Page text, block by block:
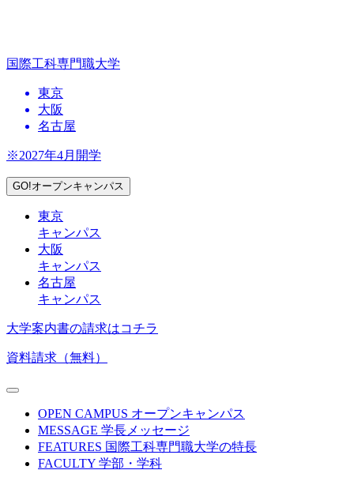
国際工科専門職大学
東京
大阪
名古屋
※2027年4月開学
GO!オープンキャンパス
東京
キャンパス
大阪
キャンパス
名古屋
キャンパス
大学案内書の請求はコチラ
資料請求（無料）
OPEN CAMPUS オープンキャンパス
MESSAGE 学長メッセージ
FEATURES 国際工科専門職大学の特長
FACULTY 学部・学科